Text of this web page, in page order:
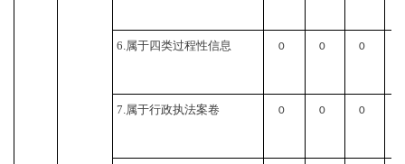
6.属于四类过程性信息 0 0 0
7.属于行政执法案卷 0 0 0